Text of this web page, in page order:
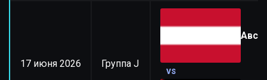
17 июня 2026 Группа J
VS